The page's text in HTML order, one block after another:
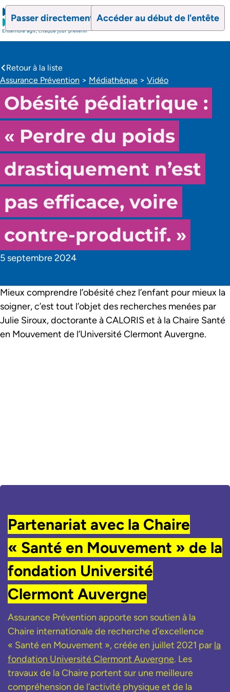
Passer directement au contenu
search
Accéder au début de l'entête
caret-left
Retour à la liste
Assurance Prévention > Médiathèque > Vidéo
Obésité pédiatrique :
« Perdre du poids
drastiquement n’est
pas efficace, voire
contre-productif. »
5 septembre 2024
Mieux comprendre l’obésité chez l’enfant pour mieux la
soigner, c’est tout l’objet des recherches menées par
Julie Siroux, doctorante à CALORIS et à la Chaire Santé
en Mouvement de l’Université Clermont Auvergne.
Partenariat avec la Chaire
« Santé en Mouvement » de la
fondation Université
Clermont Auvergne
Assurance Prévention apporte son soutien à la
Chaire internationale de recherche d’excellence
« Santé en Mouvement », créée en juillet 2021 par la
fondation Université Clermont Auvergne. Les
travaux de la Chaire portent sur une meilleure
compréhension de l’activité physique et de la